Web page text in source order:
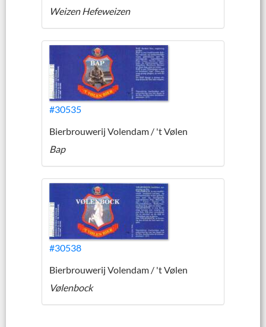
Weizen Hefeweizen
#30535
Bierbrouwerij Volendam / 't Vølen
Bap
#30538
Bierbrouwerij Volendam / 't Vølen
Vølenbock